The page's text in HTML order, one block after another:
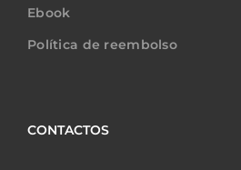
Ebook
Política de reembolso
CONTACTOS